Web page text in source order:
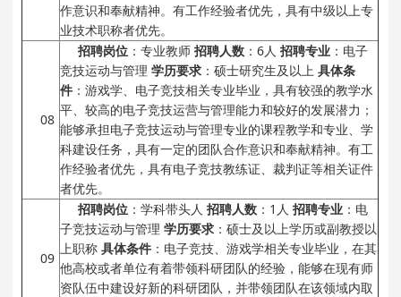
作意识和奉献精神。有工作经验者优先，具有中级以上专
业技术职称者优先。
08
招聘岗位 ：专业教师 招聘人数 ：6人 招聘专业 ：电子
竞技运动与管理 学历要求 ：硕士研究生及以上 具体条
件 ：游戏学、电子竞技相关专业毕业，具有较强的教学水
平、较高的电子竞技运营与管理能力和较好的发展潜力；
能够承担电子竞技运动与管理专业的课程教学和专业、学
科建设任务，具有一定的团队合作意识和奉献精神。有工
作经验者优先，具有电子竞技教练证、裁判证等相关证件
者优先。
09
招聘岗位 ：学科带头人 招聘人数 ：1人 招聘专业 ：电
子竞技运动与管理 学历要求 ：硕士及以上学历或副教授以
上职称 具体条件 ：电子竞技、游戏学相关专业毕业，在其
他高校或者单位有着带领科研团队的经验，能够在现有师
资队伍中建设好新的科研团队，并带领团队在该领域内取